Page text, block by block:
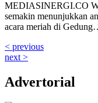
MEDIASINERGI.CO
semakin menunjukkan
acara meriah di
< previous
next >
Advertorial